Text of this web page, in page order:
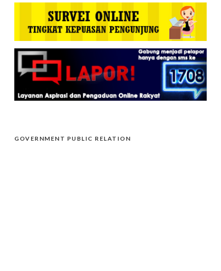
GOVERNMENT PUBLIC RELATION